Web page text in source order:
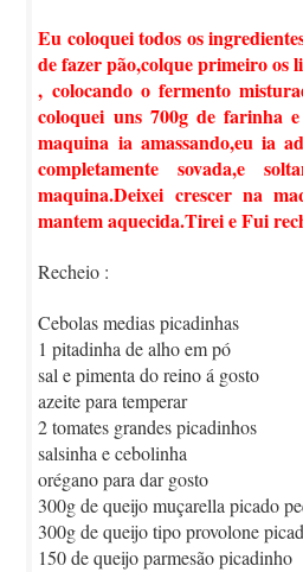
Eu coloquei todos os
de fazer pão,colque primeiro os
, colocando o fermento
coloquei uns 700g de farinha
maquina ia amassando,eu ia
completamente sovada,e
maquina.Deixei crescer na
mantem aquecida.Tirei e Fui
Recheio :
Cebolas medias picadinhas
1 pitadinha de alho em pó
sal e pimenta do reino á gosto
azeite para temperar
2 tomates grandes picadinhos
salsinha e cebolinha
orégano para dar gosto
300g de queijo muçarella picado
300g de queijo tipo provolone
150 de queijo parmesão picadinho